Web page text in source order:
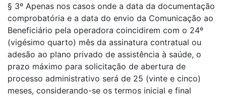
§ 3º Apenas nos casos onde a data da documentação
comprobatória e a data do envio da Comunicação ao
Beneficiário pela operadora coincidirem com o 24º
(vigésimo quarto) mês da assinatura contratual ou
adesão ao plano privado de assistência à saúde, o
prazo máximo para solicitação de abertura de
processo administrativo será de 25 (vinte e cinco)
meses, considerando-se os termos inicial e final